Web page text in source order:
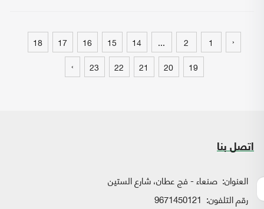
‹
1
2
...
14
15
16
17
18
19
20
21
22
23
›
اتصل بنا
العنوان: صنعاء - فج عطان، شارع الستين
رقم التلفون: 9671450121